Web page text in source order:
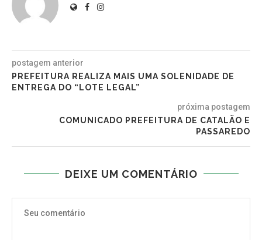
postagem anterior
PREFEITURA REALIZA MAIS UMA SOLENIDADE DE
ENTREGA DO “LOTE LEGAL”
próxima postagem
COMUNICADO PREFEITURA DE CATALÃO E
PASSAREDO
DEIXE UM COMENTÁRIO